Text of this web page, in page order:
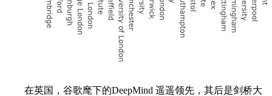
在英国，谷歌麾下的DeepMind 遥遥领先，其后是剑桥大